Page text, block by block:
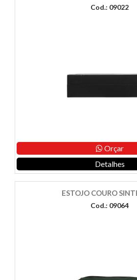
Cod.: 09022
Orçar
Detalhes
ESTOJO COURO
Cod.: 09064